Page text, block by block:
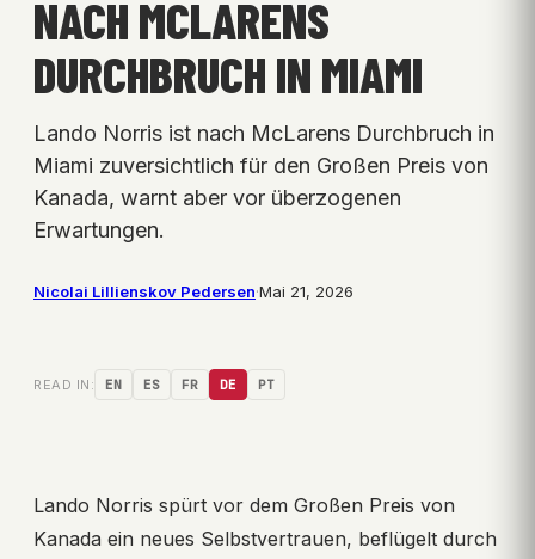
NACH MCLARENS
DURCHBRUCH IN MIAMI
Lando Norris ist nach McLarens Durchbruch in
Miami zuversichtlich für den Großen Preis von
Kanada, warnt aber vor überzogenen
Erwartungen.
Nicolai Lillienskov Pedersen·Mai 21, 2026
READ IN: EN ES FR DE PT
Lando Norris spürt vor dem Großen Preis von
Kanada ein neues Selbstvertrauen, beflügelt durch